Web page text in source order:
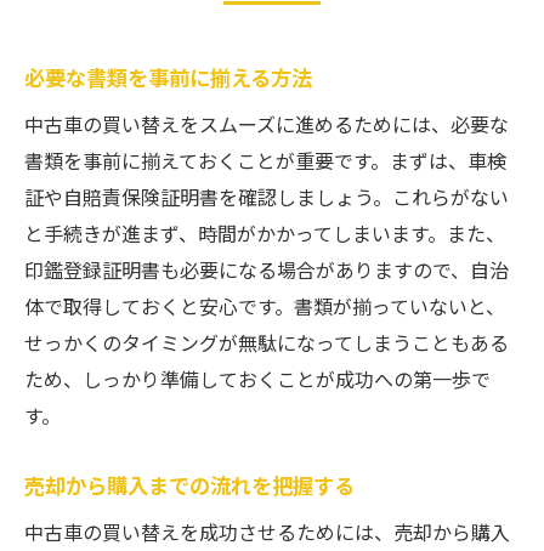
必要な書類を事前に揃える方法
中古車の買い替えをスムーズに進めるためには、必要な
書類を事前に揃えておくことが重要です。まずは、車検
証や自賠責保険証明書を確認しましょう。これらがない
と手続きが進まず、時間がかかってしまいます。また、
印鑑登録証明書も必要になる場合がありますので、自治
体で取得しておくと安心です。書類が揃っていないと、
せっかくのタイミングが無駄になってしまうこともある
ため、しっかり準備しておくことが成功への第一歩で
す。
売却から購入までの流れを把握する
中古車の買い替えを成功させるためには、売却から購入